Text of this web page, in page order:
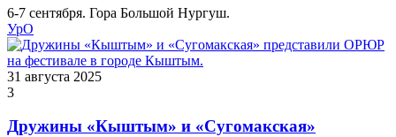
6-7 сентября. Гора Большой Нургуш.
УрО
31 августа 2025
3
Дружины «Кыштым» и «Сугомакская»